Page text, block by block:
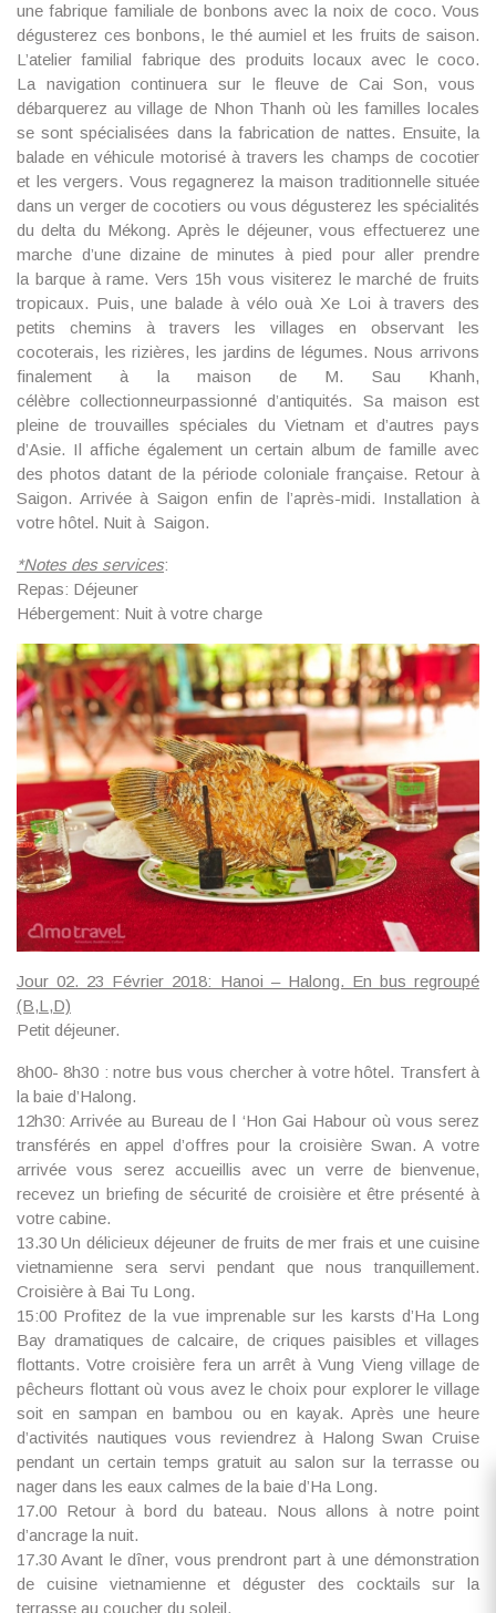
une fabrique familiale de bonbons avec la noix de coco. Vous
dégusterez ces bonbons, le thé aumiel et les fruits de saison.
L’atelier familial fabrique des produits locaux avec le coco.
La navigation continuera sur le fleuve de Cai Son, vous
débarquerez auvillage de Nhon Thanh où les familles locales
se sont spécialisées dans la fabrication de nattes. Ensuite, la
balade en véhicule motorisé à travers les champs de cocotier
et les vergers. Vous regagnerez la maison traditionnelle située
dans un verger de cocotiers ou vous dégusterez les spécialités
du delta du Mékong. Après le déjeuner, vous effectuerez une
marche d’une dizaine de minutes à pied pour aller prendre
la barque à rame. Vers 15h vous visiterez lemarché de fruits
tropicaux. Puis, unebalade à vélo ouà Xe Loi à travers des
petits chemins à travers les villages en observant les
cocoterais, les rizières, les jardins de légumes. Nous arrivons
finalement à la maison de M. Sau Khanh,
célèbrecollectionneurpassionné d’antiquités. Sa maison est
pleine de trouvailles spéciales du Vietnam et d’autres pays
d’Asie. Il affiche également un certain album de famille avec
des photos datant de la période coloniale française. Retour à
Saigon. Arrivée à Saigon enfin de l’après-midi. Installation à
votre hôtel. Nuit à Saigon.
*Notes des services:
Repas: Déjeuner
Hébergement: Nuit à votre charge
Jour 02. 23 Février 2018: Hanoi – Halong. En bus regroupé
(B,L,D)
Petit déjeuner.
8h00- 8h30 : notre bus vous chercher à votre hôtel. Transfert à
la baie d’Halong.
12h30: Arrivée au Bureau de l ‘Hon Gai Habour où vous serez
transférés en appel d’offres pour la croisière Swan. A votre
arrivée vous serez accueillis avec un verre de bienvenue,
recevez un briefing de sécurité de croisière et être présenté à
votre cabine.
13.30 Un délicieux déjeuner de fruits de mer frais et une cuisine
vietnamienne sera servi pendant que nous tranquillement.
Croisière à Bai Tu Long.
15:00 Profitez de la vue imprenable sur les karsts d’Ha Long
Bay dramatiques de calcaire, de criques paisibles et villages
flottants. Votre croisière fera un arrêt à Vung Vieng village de
pêcheurs flottant où vous avez le choix pour explorer le village
soit en sampan en bambou ou en kayak. Après une heure
d’activités nautiques vous reviendrez à Halong Swan Cruise
pendant un certain temps gratuit au salon sur la terrasse ou
nager dans les eaux calmes de la baie d’Ha Long.
17.00 Retour à bord du bateau. Nous allons à notre point
d’ancrage la nuit.
17.30 Avant le dîner, vous prendront part à une démonstration
de cuisine vietnamienne et déguster des cocktails sur la
terrasse au coucher du soleil.